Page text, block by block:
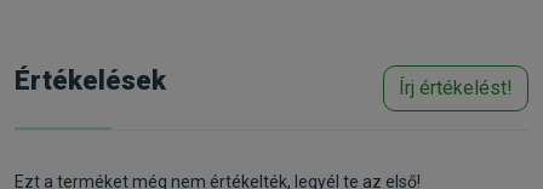
Happy Dog NaturCroq Balance legfőbb jellemzői:
• 65% állati fehérje
Értékelések Írj értékelést!
Ezt a terméket még nem értékelték, legyél te az első!